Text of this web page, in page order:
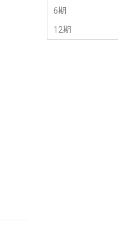
6期
12期